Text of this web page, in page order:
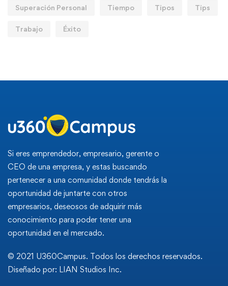
Superación Personal Tiempo Tipos Tips
Trabajo Éxito
Si eres emprendedor, empresario, gerente o
CEO de una empresa, y estas buscando
pertenecer a una comunidad donde tendrás la
oportunidad de juntarte con otros
empresarios, deseosos de adquirir más
conocimiento para poder tener una
oportunidad en el mercado.
© 2021 U360Campus. Todos los derechos reservados.
Diseñado por: LIAN Studios Inc.